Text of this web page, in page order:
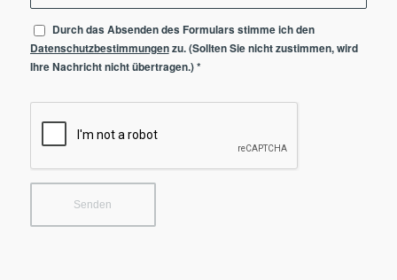
Durch das Absenden des Formulars stimme ich den
Datenschutzbestimmungenzu. (Sollten Sie nicht zustimmen, wird
Ihre Nachricht nicht übertragen.)*